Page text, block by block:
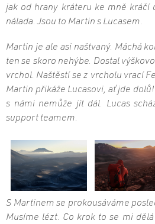
jak od hrany kráteru ke mně kráčí
nálada. Jsou to Martin s Lucasem.
Martin je ale asi naštvaný. Máchá
ten se skoro nehýbe. Dostal
vrchol. Naštěstí se z vrcholu vrací
Martin přikáže Lucasovi, ať jde
s námi nemůže jít dál. Lucas
support teamem.
S Martinem se prokousáváme
Musíme lézt. Co krok to se mi